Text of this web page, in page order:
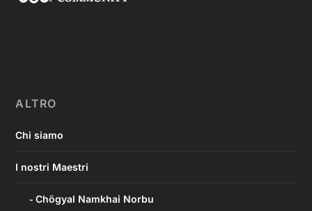
ALTRO
Chi siamo
I nostri Maestri
Chögyal Namkhai Norbu